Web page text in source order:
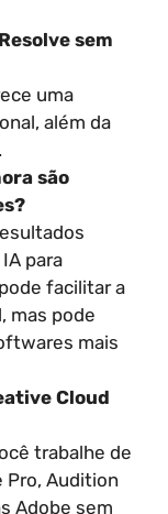
sem
uma
além da
são
para
facilitar a
mas pode
mais
Cloud
trabalhe de
Pro, Audition
Adobe sem